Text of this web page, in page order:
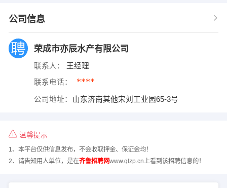
公司信息
荣成市亦辰水产有限公司
联系人： 王经理
联系电话： ****
公司地址： 山东济南其他宋刘工业园65-3号
温馨提示
1、本平台仅供信息发布，不会收取押金、保证金均！
2、请告知用人单位，是在齐鲁招聘网www.qlzp.cn上看到该招聘信息的！